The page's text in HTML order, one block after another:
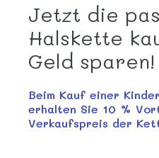
Jetzt die
Halskette
Geld sparen!
Beim Kauf einer
erhalten Sie 10 %
Verkaufspreis der